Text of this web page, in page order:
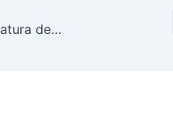
INE Puebla declara validez de elección a la gubernatura del Estado